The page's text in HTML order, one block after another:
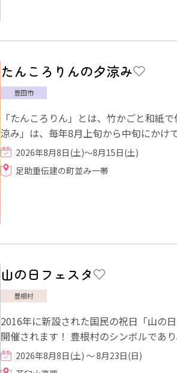
たんころりんの夕涼み
豊田市
「たんころりん」とは、竹かごと和紙
涼み」は、毎年8月上旬から中旬にかけ
2026年8月8日(土)～8月15日(土)
足助重伝建の町並み一帯
山の日フェスタ
豊根村
2016年に新設された国民の祝日「山の
開催されます！ 豊根村のシンボルであ
2026年8月8日(土) ～ 8月23日(日)